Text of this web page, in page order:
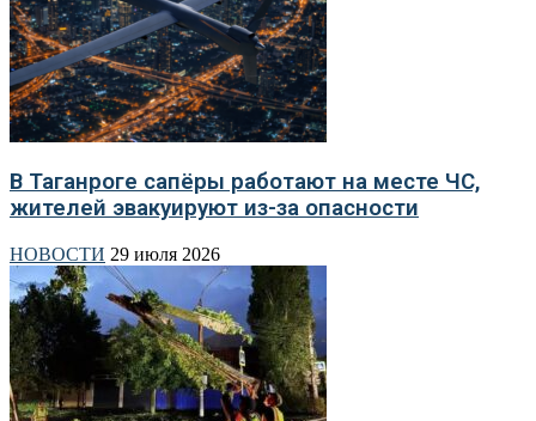
В Таганроге сапёры работают на месте ЧС,
жителей эвакуируют из-за опасности
НОВОСТИ 29 июля 2026